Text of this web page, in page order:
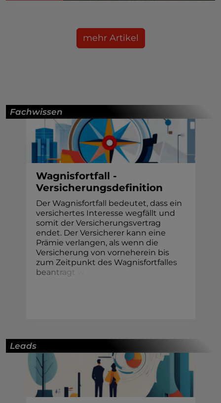
mehr Artikel
Fachwissen
Wagnisfortfall -
Versicherungsdefinition
Der Wagnisfortfall bedeutet, dass ein
versichertes Interesse wegfällt und
somit der Versicherungsvertrag
endet. Der Versicherer kann eine
Prämie verlangen, als wenn die
Versicherung von vorneherein bis
zum Zeitpunkt des Wagnisfortfalles
beantrag t
Leads